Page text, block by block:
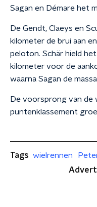
Sagan en Démare het
De Gendt, Claeys en
kilometer de brui aan
peloton. Schär hield
kilometer voor de
waarna Sagan de
De voorsprong van de
puntenklassement
Tags wielrennen